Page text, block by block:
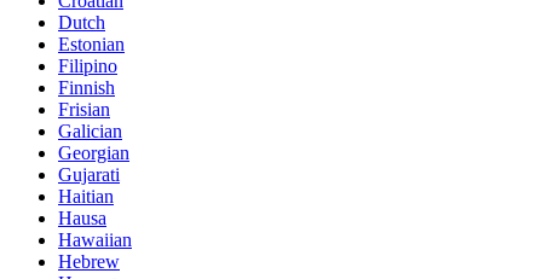
Dutch
Estonian
Filipino
Finnish
Frisian
Galician
Georgian
Gujarati
Haitian
Hausa
Hawaiian
Hebrew